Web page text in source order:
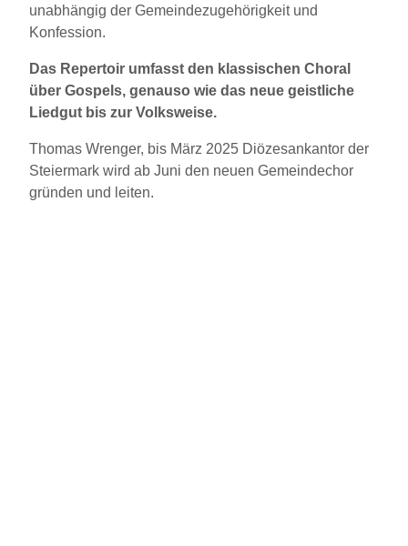
unabhängig der Gemeindezugehörigkeit und
Konfession.
Das Repertoir umfasst den klassischen Choral
über Gospels, genauso wie das neue geistliche
Liedgut bis zur Volksweise.
Thomas Wrenger, bis März 2025 Diözesankantor der
Steiermark wird ab Juni den neuen Gemeindechor
gründen und leiten.